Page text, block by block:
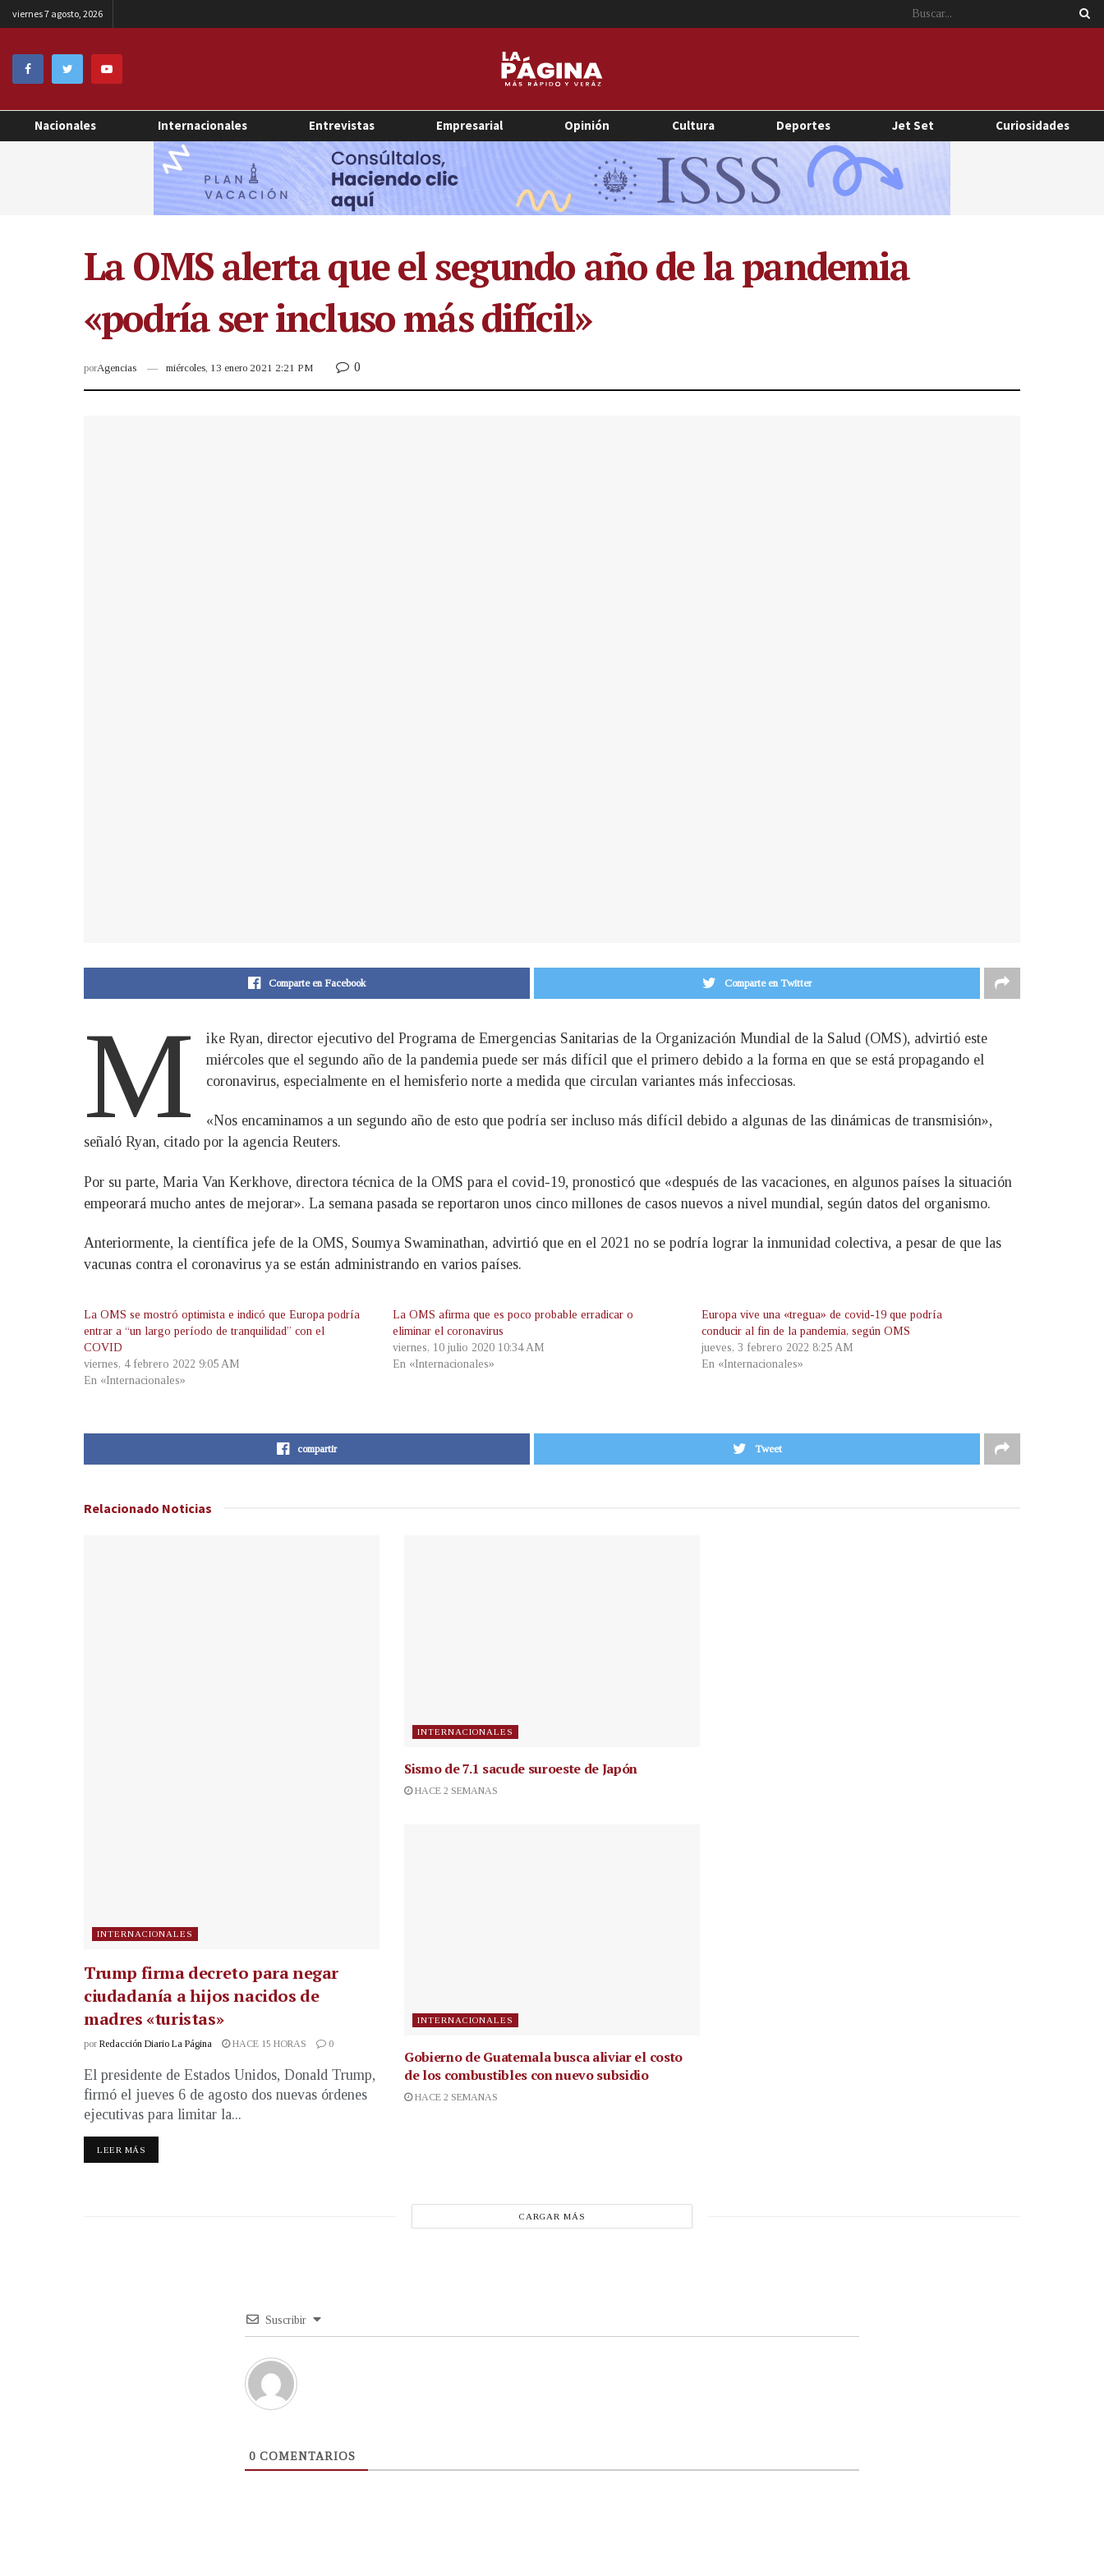
viernes 7 agosto, 2026
Nacionales Internacionales Entrevistas Empresarial Opinión Cultura Deportes Jet Set Curiosidades
La OMS alerta que el segundo año de la pandemia
«podría ser incluso más difícil»
porAgencias miércoles, 13 enero 2021 2:21 PM 0
Comparte en Facebook Comparte en Twitter
M
ike Ryan, director ejecutivo del Programa de Emergencias Sanitarias de la Organización Mundial de la Salud (OMS), advirtió este
miércoles que el segundo año de la pandemia puede ser más difícil que el primero debido a la forma en que se está propagando el
coronavirus, especialmente en el hemisferio norte a medida que circulan variantes más infecciosas.
«Nos encaminamos a un segundo año de esto que podría ser incluso más difícil debido a algunas de las dinámicas de transmisión»,
señaló Ryan, citado por la agencia Reuters.
Por su parte, Maria Van Kerkhove, directora técnica de la OMS para el covid-19, pronosticó que «después de las vacaciones, en algunos países la situación
empeorará mucho antes de mejorar». La semana pasada se reportaron unos cinco millones de casos nuevos a nivel mundial, según datos del organismo.
Anteriormente, la científica jefe de la OMS, Soumya Swaminathan, advirtió que en el 2021 no se podría lograr la inmunidad colectiva, a pesar de que las
vacunas contra el coronavirus ya se están administrando en varios países.
La OMS se mostró optimista e indicó que Europa podría
entrar a “un largo período de tranquilidad” con el
COVID
viernes, 4 febrero 2022 9:05 AM
En «Internacionales»
La OMS afirma que es poco probable erradicar o
eliminar el coronavirus
viernes, 10 julio 2020 10:34 AM
En «Internacionales»
Europa vive una «tregua» de covid-19 que podría
conducir al fin de la pandemia, según OMS
jueves, 3 febrero 2022 8:25 AM
En «Internacionales»
compartir Tweet
Relacionado Noticias
INTERNACIONALES
Trump firma decreto para negar
ciudadanía a hijos nacidos de
madres «turistas»
por Redacción Diario La Página HACE 15 HORAS 0
El presidente de Estados Unidos, Donald Trump,
firmó el jueves 6 de agosto dos nuevas órdenes
ejecutivas para limitar la...
LEER MÁS
INTERNACIONALES
Sismo de 7.1 sacude suroeste de Japón
HACE 2 SEMANAS
INTERNACIONALES
Gobierno de Guatemala busca aliviar el costo
de los combustibles con nuevo subsidio
HACE 2 SEMANAS
CARGAR MÁS
Suscribir
0 COMENTARIOS